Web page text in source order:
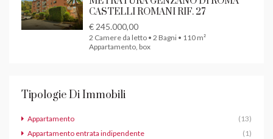
CASTELLI ROMANI RIF. 27
€ 245.000,00
2 Camere da letto • 2 Bagni • 110 m²
Appartamento, box
Tipologie Di Immobili
Appartamento
(13)
Appartamento entrata indipendente
(1)